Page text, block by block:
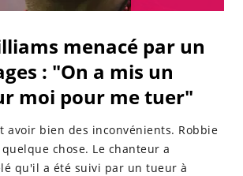
menacé par un
: "On a mis un
moi pour me tuer"
avoir bien des inconvénients. Robbie
chose. Le chanteur a
qu'il a été suivi par un tueur à